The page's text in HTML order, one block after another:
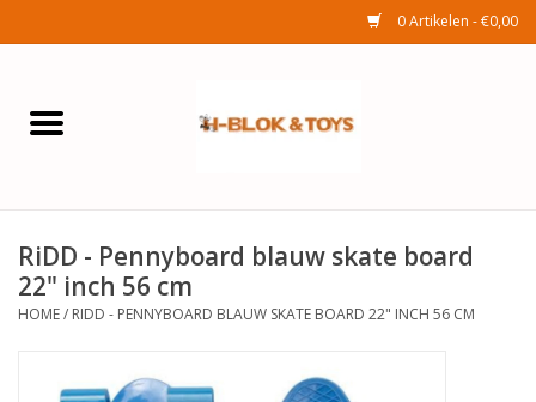
0 Artikelen - €0,00
Home
Huishouden
Wonen
Tuinafdeling
RiDD - Pennyboard blauw skate board
22" inch 56 cm
HOME/ RIDD - PENNYBOARD BLAUW SKATE BOARD 22" INCH 56 CM